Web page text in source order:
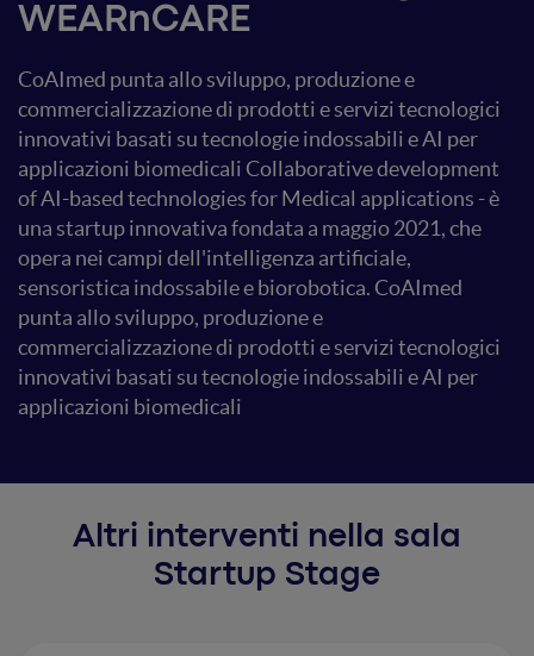
WEARnCARE
CoAImed punta allo sviluppo, produzione e
commercializzazione di prodotti e servizi tecnologici
innovativi basati su tecnologie indossabili e AI per
applicazioni biomedicali Collaborative development
of AI-based technologies for Medical applications - è
una startup innovativa fondata a maggio 2021, che
opera nei campi dell'intelligenza artificiale,
sensoristica indossabile e biorobotica. CoAImed
punta allo sviluppo, produzione e
commercializzazione di prodotti e servizi tecnologici
innovativi basati su tecnologie indossabili e AI per
applicazioni biomedicali
Altri interventi nella sala
Startup Stage